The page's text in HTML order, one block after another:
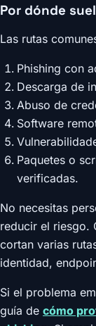
Por dónde
Las rutas
Phishing con
Descarga de
Abuso de
Software
Paquetes o
verificadas.
No necesitas
reducir el riesgo.
cortan varias
identidad,
Si el problema
guía de cómo